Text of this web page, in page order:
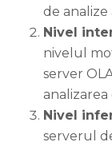
de analize
Nivel
nivelul
server
Nivel
serverul